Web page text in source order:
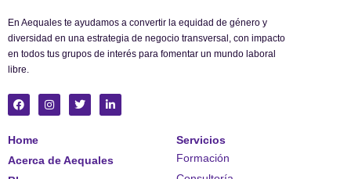
En Aequales te ayudamos a convertir la equidad de género y
diversidad en una estrategia de negocio transversal, con impacto
en todos tus grupos de interés para fomentar un mundo laboral
libre.
F
a
b
o
k
I
n
r
T
w
r
i
i
Home
Acerca de Aequales
Servicios
Formación